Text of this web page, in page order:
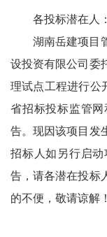
各投标潜在人：
湖南岳建项目
设投资有限公司委
理试点工程进行公
省招标投标监管
告。现因该项目发
招标人如另行启
告，请各潜在投标
的不便，敬请谅解！